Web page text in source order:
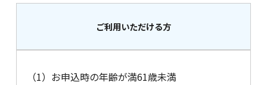
ご利用いただける方
（1） お申込時の年齢が満61歳未満